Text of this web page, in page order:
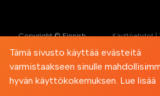
Copyright © Finnish
Powered byTrainero.com
Käyttöehdot|
Tämä sivusto käyttää evästeitä
varmistaakseen sinulle
hyvän käyttökokemuksen. Lue lisää